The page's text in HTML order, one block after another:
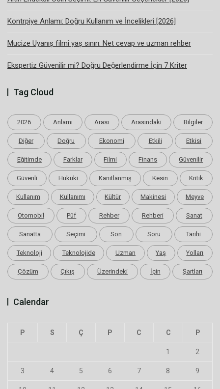
Kontrpiye Anlamı: Doğru Kullanım ve İncelikleri [2026]
Mucize Uyanış filmi yaş sınırı: Net cevap ve uzman rehber
Ekspertiz Güvenilir mi? Doğru Değerlendirme İçin 7 Kriter
Tag Cloud
2026 Anlamı Arası Arasındaki Bilgiler
Diğer Doğru Ekonomi Etkili Etkisi
Eğitimde Farklar Filmi Finans Güvenilir
Güvenli Hukuki Kanıtlanmış Kesin Kritik
Kullanım Kullanımı Kültür Makinesi Meyve
Otomobil Püf Rehber Rehberi Sanat
Sanatta Seçimi Son Soru Tarihi
Teknoloji Teknolojide Uzman Yaş Yolları
Çözüm Çıkış Üzerindeki İçin Şartları
Calendar
P S Ç P C C P
1 2
3 4 5 6 7 8 9